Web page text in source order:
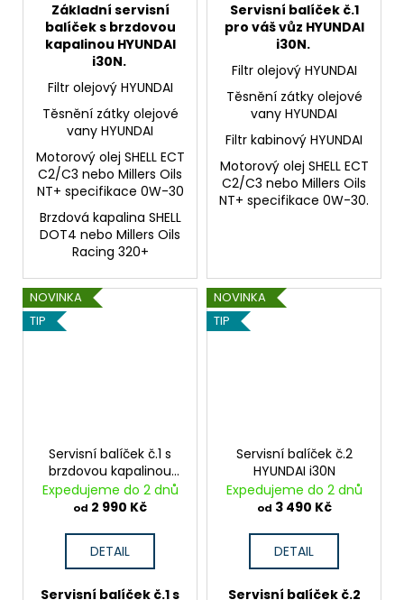
Základní servisní
balíček s brzdovou
kapalinou HYUNDAI
i30N.
Filtr olejový HYUNDAI
Těsnění zátky olejové
vany HYUNDAI
Motorový olej SHELL ECT
C2/C3 nebo Millers Oils
NT+ specifikace 0W-30
Brzdová kapalina SHELL
DOT4 nebo Millers Oils
Racing 320+
Servisní balíček č.1
pro váš vůz HYUNDAI
i30N.
Filtr olejový HYUNDAI
Těsnění zátky olejové
vany HYUNDAI
Filtr kabinový HYUNDAI
Motorový olej SHELL ECT
C2/C3 nebo Millers Oils
NT+ specifikace 0W-30.
NOVINKA
TIP
Servisní balíček č.1 s
brzdovou kapalinou
HYUNDAI i30N
Expedujeme do 2 dnů
od 2 990 Kč
DETAIL
Servisní balíček č.1 s
NOVINKA
TIP
Servisní balíček č.2
HYUNDAI i30N
Expedujeme do 2 dnů
od 3 490 Kč
DETAIL
Servisní balíček č.2